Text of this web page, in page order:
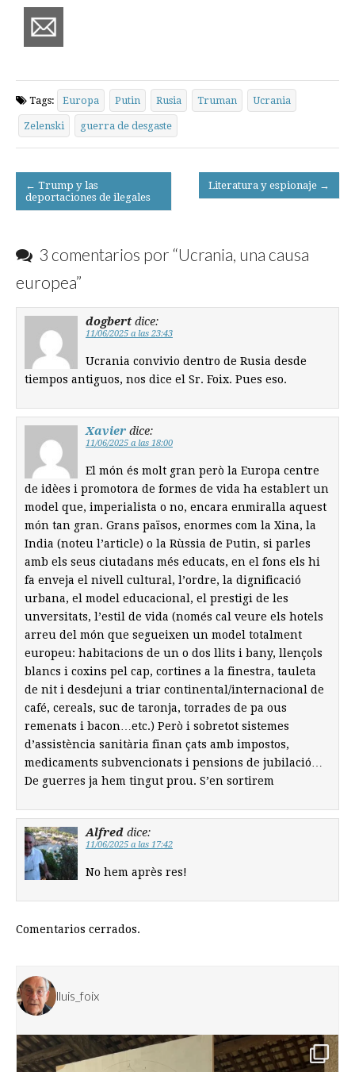
Tags: Europa Putin Rusia Truman Ucrania
Zelenski guerra de desgaste
Post
navigation
← Trump y las
deportaciones de ilegales
Literatura y espionaje →
3 comentarios por “Ucrania, una causa
europea”
dogbert dice:
11/06/2025 a las 23:43
Ucrania convivio dentro de Rusia desde
tiempos antiguos, nos dice el Sr. Foix. Pues eso.
Xavier dice:
11/06/2025 a las 18:00
El món és molt gran però la Europa centre
de idèes i promotora de formes de vida ha establert un
model que, imperialista o no, encara enmiralla aquest
món tan gran. Grans països, enormes com la Xina, la
India (noteu l’article) o la Rùssia de Putin, si parles
amb els seus ciutadans més educats, en el fons els hi
fa enveja el nivell cultural, l’ordre, la dignificació
urbana, el model educacional, el prestigi de les
unversitats, l’estil de vida (només cal veure els hotels
arreu del món que segueixen un model totalment
europeu: habitacions de un o dos llits i bany, llençols
blancs i coxins pel cap, cortines a la finestra, tauleta
de nit i desdejuni a triar continental/internacional de
café, cereals, suc de taronja, torrades de pa ous
remenats i bacon…etc.) Però i sobretot sistemes
d’assistència sanitària finan çats amb impostos,
medicaments subvencionats i pensions de jubilació…
De guerres ja hem tingut prou. S’en sortirem
Alfred dice:
11/06/2025 a las 17:42
No hem après res!
Comentarios cerrados.
lluis_foix